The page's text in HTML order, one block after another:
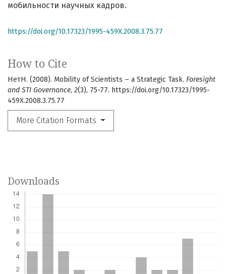
How to Cite
НетН. (2008). Mobility of Scientists – a Strategic Task. Foresight
and STI Governance, 2(3), 75-77. https://doi.org/10.17323/1995-
459X.2008.3.75.77
More Citation Formats
мобильности научных кадров.
https://doi.org/10.17323/1995-459X.2008.3.75.77
Downloads